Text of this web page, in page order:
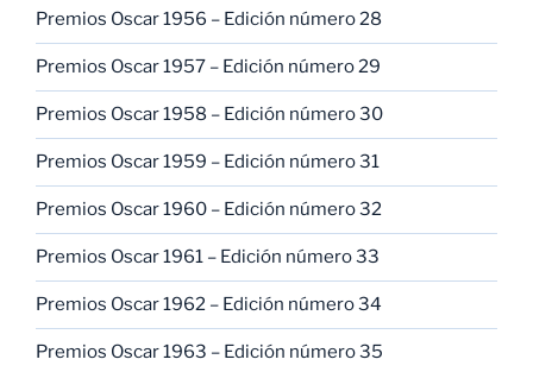
Premios Oscar 1956 – Edición número 28
Premios Oscar 1957 – Edición número 29
Premios Oscar 1958 – Edición número 30
Premios Oscar 1959 – Edición número 31
Premios Oscar 1960 – Edición número 32
Premios Oscar 1961 – Edición número 33
Premios Oscar 1962 – Edición número 34
Premios Oscar 1963 – Edición número 35